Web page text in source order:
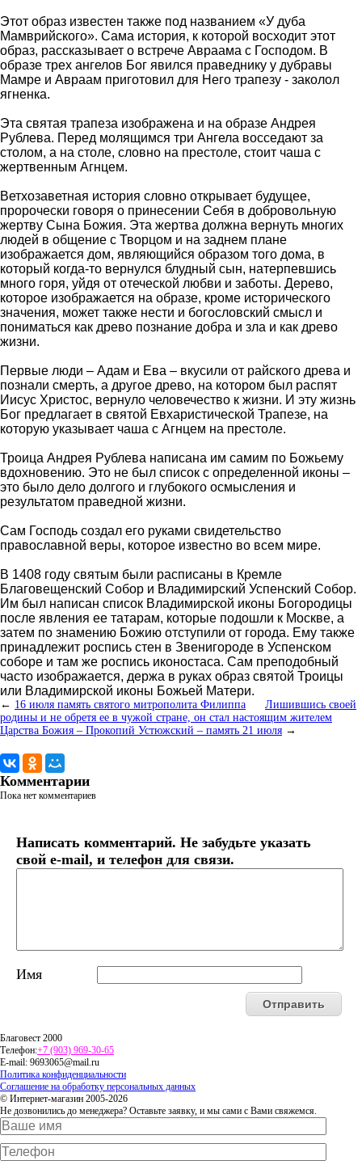
Этот образ известен также под названием «У дуба
Мамврийского». Сама история, к которой восходит этот
образ, рассказывает о встрече Авраама с Господом. В
образе трех ангелов Бог явился праведнику у дубравы
Мамре и Авраам приготовил для Него трапезу - заколол
ягненка.
Эта святая трапеза изображена и на образе Андрея
Рублева. Перед молящимся три Ангела восседают за
столом, а на столе, словно на престоле, стоит чаша с
жертвенным Агнцем.
Ветхозаветная история словно открывает будущее,
пророчески говоря о принесении Себя в добровольную
жертву Сына Божия. Эта жертва должна вернуть многих
людей в общение с Творцом и на заднем плане
изображается дом, являющийся образом того дома, в
который когда-то вернулся блудный сын, натерпевшись
много горя, уйдя от отеческой любви и заботы. Дерево,
которое изображается на образе, кроме исторического
значения, может также нести и богословский смысл и
пониматься как древо познание добра и зла и как древо
жизни.
Первые люди – Адам и Ева – вкусили от райского древа и
познали смерть, а другое древо, на котором был распят
Иисус Христос, вернуло человечество к жизни. И эту жизнь
Бог предлагает в святой Евхаристической Трапезе, на
которую указывает чаша с Агнцем на престоле.
Троица Андрея Рублева написана им самим по Божьему
вдохновению. Это не был список с определенной иконы –
это было дело долгого и глубокого осмысления и
результатом праведной жизни.
Сам Господь создал его руками свидетельство
православной веры, которое известно во всем мире.
В 1408 году святым были расписаны в Кремле
Благовещенский Собор и Владимирский Успенский Собор.
Им был написан список Владимирской иконы Богородицы
после явления ее татарам, которые подошли к Москве, а
затем по знамению Божию отступили от города. Ему также
принадлежит роспись стен в Звенигороде в Успенском
соборе и там же роспись иконостаса. Сам преподобный
часто изображается, держа в руках образ святой Троицы
или Владимирской иконы Божьей Матери.
← 16 июля память святого митрополита Филиппа
Лишившись своей
родины и не обретя ее в чужой стране, он стал настоящим жителем
Царства Божия – Прокопий Устюжский – память 21 июля →
Комментарии
Пока нет комментариев
Написать комментарий. Не забудьте указать
свой e-mail, и телефон для связи.
Имя
Благовест 2000
Телефон:+7 (903) 969-30-65
E-mail: 9693065@mail.ru
Политика конфиденциальности
Соглашение на обработку персональных данных
© Интернет-магазин 2005-2026
Не дозвонились до менеджера? Оставьте заявку, и мы сами с Вами свяжемся.